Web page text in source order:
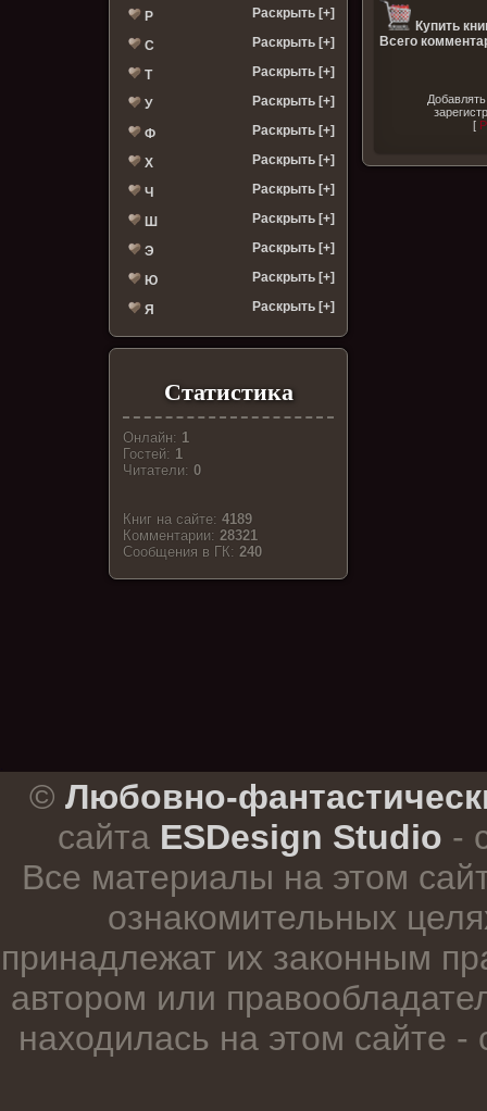
Р Раскрыть [+]
С Раскрыть [+]
Т Раскрыть [+]
У Раскрыть [+]
Ф Раскрыть [+]
Х Раскрыть [+]
Ч Раскрыть [+]
Ш Раскрыть [+]
Э Раскрыть [+]
Ю Раскрыть [+]
Я Раскрыть [+]
Статистика
Онлайн: 1
Гостей: 1
Читатели:0
Книг на сайте:4189
Комментарии:28321
Cообщения в ГК:240
Купить
Всего
[
© Любовно-
сайта ESDesign Studio -
Все материалы на этом
ознакомительных
принадлежат их законным
автором или
находилась на этом сайте